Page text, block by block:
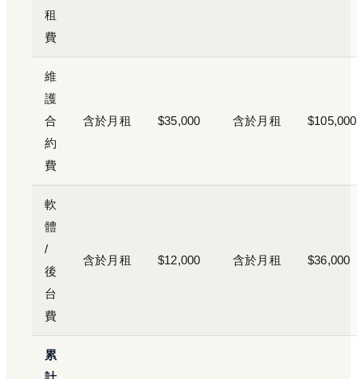
租
費
維
護
合
約
費
含於月租 $35,000 含於月租 $105,000
軟
體
/
後
台
費
含於月租 $12,000 含於月租 $36,000
累